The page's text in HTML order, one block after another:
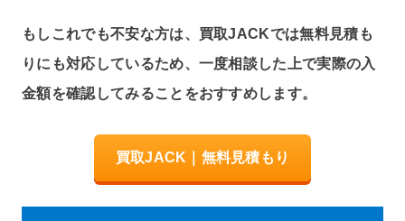
もしこれでも不安な方は、買取JACKでは無料見積も
りにも対応しているため、一度相談した上で実際の入
金額を確認してみることをおすすめします。
買取JACK｜無料見積もり